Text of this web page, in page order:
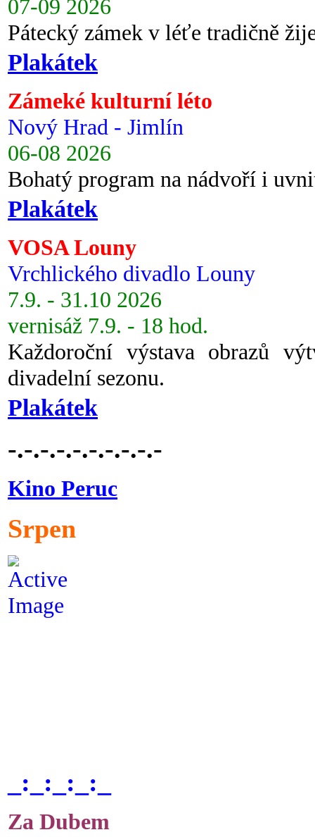
07-09 2026
Pátecký zámek v léťe tradičně
Plakátek
Zámeké kulturní léto
Nový Hrad - Jimlín
06-08 2026
Bohatý program na nádvoří i
Plakátek
VOSA Louny
Vrchlického divadlo Louny
7.9. - 31.10 2026
vernisáž 7.9. - 18 hod.
Každoroční výstava obrazů
divadelní sezonu.
Plakátek
-.-.-.-.-.-.-.-.-.-
Kino Peruc
Srpen
_:_:_:_:_
Za Dubem